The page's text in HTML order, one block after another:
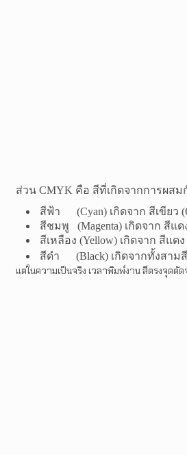
ส่วนCMYK คือ สีที่เกิดจากการผส
สีฟ้า (Cyan) เกิดจาก สีเขียว (
สีชมพู (Magenta) เกิดจาก สีแด
สีเหลือง (Yellow) เกิดจาก สีแดง
สีดำ (Black) เกิดจากทั้งสาม
แต่ในความเป็นจริง เวลาพิมพ์งาน สีตรงจุด